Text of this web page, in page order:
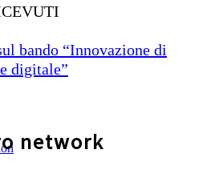
bando “Innovazione di
digitale”
network